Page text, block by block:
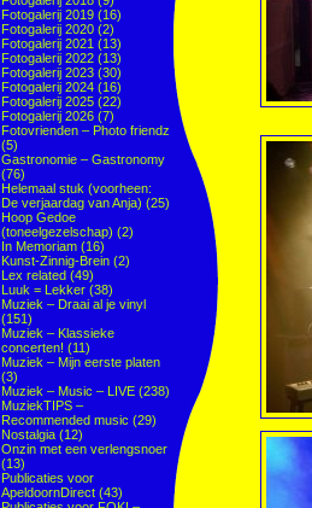
Fotogalerij 2019 (16)
Fotogalerij 2020 (2)
Fotogalerij 2021 (13)
Fotogalerij 2022 (13)
Fotogalerij 2023 (30)
Fotogalerij 2024 (16)
Fotogalerij 2025 (22)
Fotogalerij 2026 (7)
Fotovrienden – Photo friendz
(5)
Gastronomie – Gastronomy
(76)
Helemaal stuk (voorheen:
De verjaardag van Anja) (25)
Hoop Gedoe
(toneelgezelschap) (2)
In Memoriam (16)
Kunst-Zinnig-Brein (2)
Lex related (49)
Luuk = Lekker (38)
Muziek – Draai al je vinyl
(151)
Muziek – Klassieke
concerten! (11)
Muziek – Mijn eerste platen
(3)
Muziek – Music – LIVE (238)
MuziekTIPS –
Recommended music (29)
Nostalgia (12)
Onzin met een verlengsnoer
(13)
Publicaties voor
ApeldoornDirect (43)